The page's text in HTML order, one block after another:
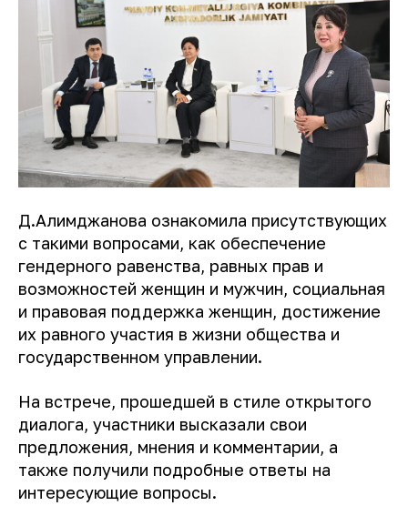
Д.Алимджанова ознакомила присутствующих
с такими вопросами, как обеспечение
гендерного равенства, равных прав и
возможностей женщин и мужчин, социальная
и правовая поддержка женщин, достижение
их равного участия в жизни общества и
государственном управлении.
На встрече, прошедшей в стиле открытого
диалога, участники высказали свои
предложения, мнения и комментарии, а
также получили подробные ответы на
интересующие вопросы.